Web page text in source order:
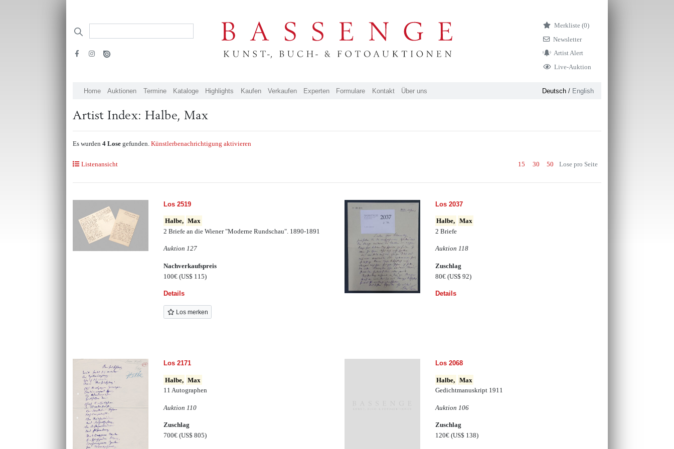
Merkliste (0)
Newsletter
Artist Alert
Live-Auktion
Home Auktionen Termine Kataloge Highlights Kaufen Verkaufen Experten Formulare Kontakt Über uns Deutsch/ English
Artist Index: Halbe, Max
Es wurden4 Losegefunden.Künstlerbenachrichtigung aktivieren
Listenansicht 15 30 50 Lose pro Seite
Los 2519
Halbe, Max
2 Briefe an die Wiener "Moderne Rundschau". 1890-1891
Auktion 127
Nachverkaufspreis
100€ (US$ 115)
Details
Los merken
Los 2037
Halbe, Max
2 Briefe
Auktion 118
Zuschlag
80€ (US$ 92)
Details
Los 2171
Halbe, Max
11 Autographen
Auktion 110
Zuschlag
700€ (US$ 805)
Los 2068
Halbe, Max
Gedichtmanuskript 1911
Auktion 106
Zuschlag
120€ (US$ 138)